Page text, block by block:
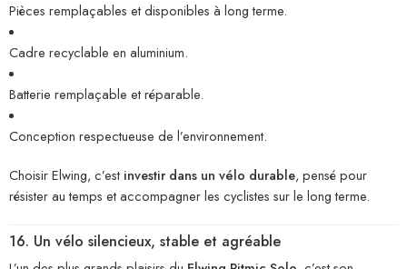
Pièces remplaçables et disponibles à long terme.
Cadre recyclable en aluminium.
Batterie remplaçable et réparable.
Conception respectueuse de l’environnement.
Choisir Elwing, c’est investir dans un vélo durable, pensé pour
résister au temps et accompagner les cyclistes sur le long terme.
16. Un vélo silencieux, stable et agréable